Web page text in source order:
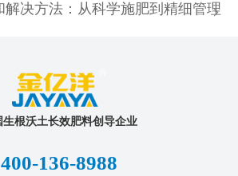
解决方法：从科学施肥到精细管理
生根沃土长效肥料创导企业
400-136-8988